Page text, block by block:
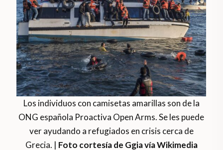
Los individuos con camisetas amarillas son de la
ONG española Proactiva Open Arms. Se les puede
ver ayudando a refugiados en crisis cerca de
Grecia. | Foto cortesía de Ggia vía Wikimedia